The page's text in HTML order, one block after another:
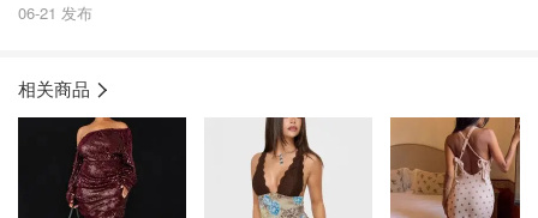
06-21 发布
相关商品